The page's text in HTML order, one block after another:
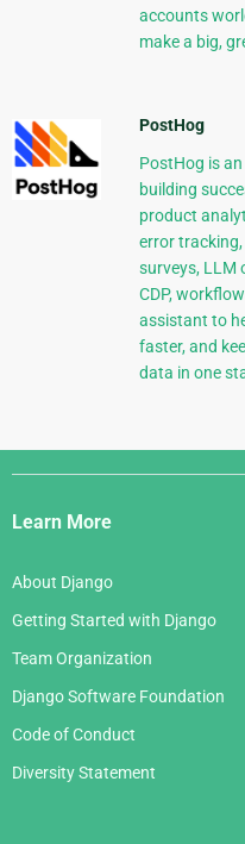
accounts
make a big,
PostHog
PostHog is
building
product
error
surveys, LLM
CDP,
assistant to
faster, and
data in one
Django
Links
Learn More
About Django
Getting Started with Django
Team Organization
Django Software Foundation
Code of Conduct
Diversity Statement